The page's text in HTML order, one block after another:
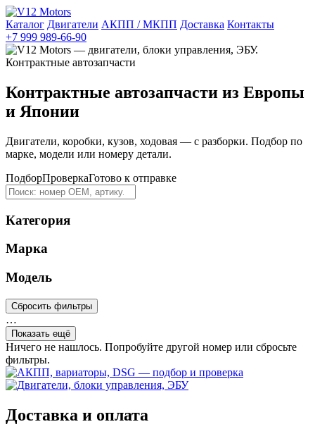
Каталог Двигатели АКПП / МКПП Доставка Контакты
+7 999 989-66-90
Контрактные автозапчасти из Европы
и Японии
Двигатели, коробки, кузов, ходовая — с разборки. Подбор по
марке, модели или номеру детали.
ПодборПроверкаГотово к отправке
Категория
Марка
Модель
Сбросить фильтры
…
Показать ещё
Ничего не нашлось. Попробуйте другой номер или сбросьте
фильтры.
Доставка и оплата